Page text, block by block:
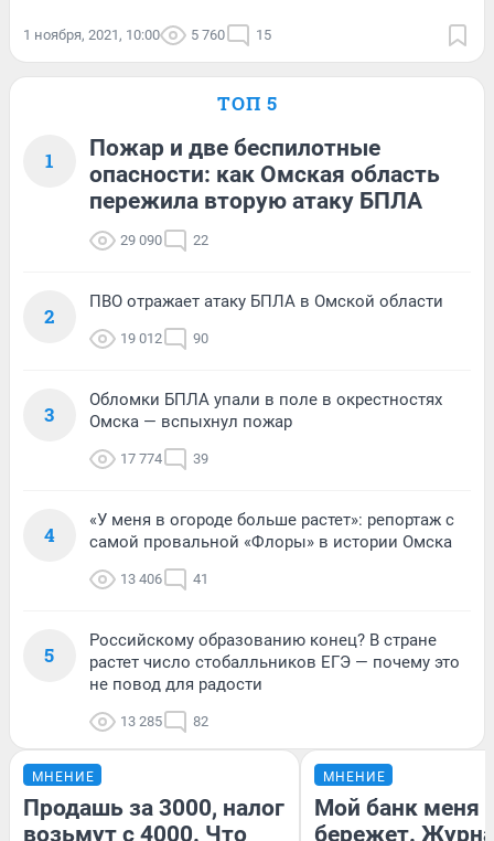
1 ноября, 2021, 10:00 5 760 15
ТОП 5
1
Пожар и две беспилотные
опасности: как Омская область
пережила вторую атаку БПЛА
29 090 22
2
ПВО отражает атаку БПЛА в Омской области
19 012 90
3
Обломки БПЛА упали в поле в окрестностях
Омска — вспыхнул пожар
17 774 39
4
«У меня в огороде больше растет»: репортаж с
самой провальной «Флоры» в истории Омска
13 406 41
5
Российскому образованию конец? В стране
растет число стобалльников ЕГЭ — почему это
не повод для радости
13 285 82
МНЕНИЕ
Продашь за 3000, налог
возьмут с 4000. Что
МНЕНИЕ
Мой банк меня
бережет.